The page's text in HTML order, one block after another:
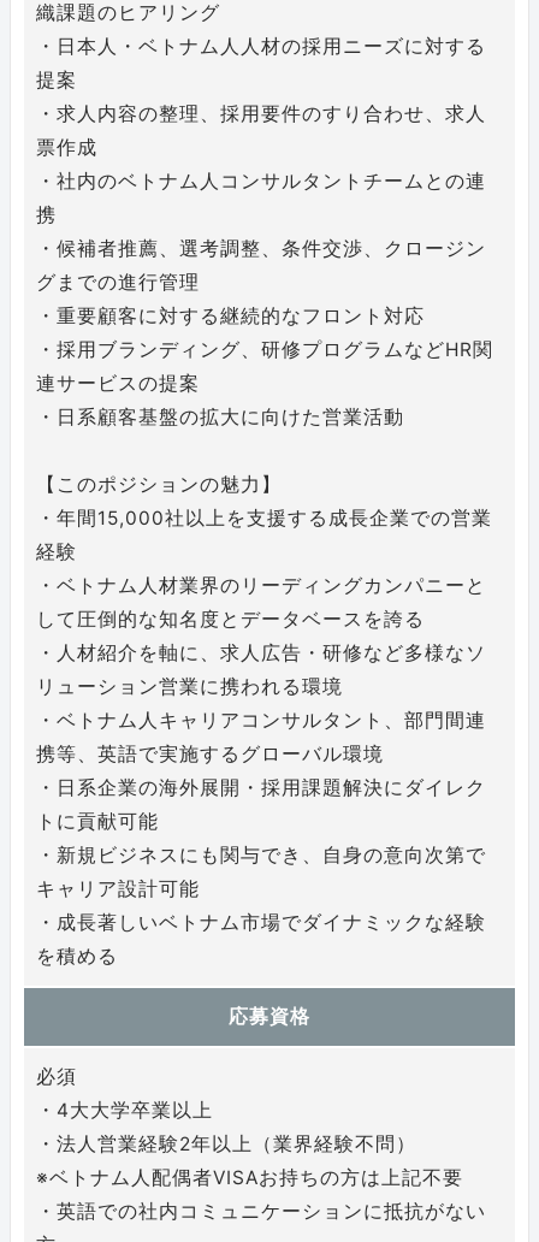
織課題のヒアリング
・日本人・ベトナム人人材の採用ニーズに対する
提案
・求人内容の整理、採用要件のすり合わせ、求人
票作成
・社内のベトナム人コンサルタントチームとの連
携
・候補者推薦、選考調整、条件交渉、クロージン
グまでの進行管理
・重要顧客に対する継続的なフロント対応
・採用ブランディング、研修プログラムなどHR関
連サービスの提案
・日系顧客基盤の拡大に向けた営業活動
【このポジションの魅力】
・年間15,000社以上を支援する成長企業での営業
経験
・ベトナム人材業界のリーディングカンパニーと
して圧倒的な知名度とデータベースを誇る
・人材紹介を軸に、求人広告・研修など多様なソ
リューション営業に携われる環境
・ベトナム人キャリアコンサルタント、部門間連
携等、英語で実施するグローバル環境
・日系企業の海外展開・採用課題解決にダイレク
トに貢献可能
・新規ビジネスにも関与でき、自身の意向次第で
キャリア設計可能
・成長著しいベトナム市場でダイナミックな経験
を積める
応募資格
必須
・4大大学卒業以上
・法人営業経験2年以上（業界経験不問）
※ベトナム人配偶者VISAお持ちの方は上記不要
・英語での社内コミュニケーションに抵抗がない